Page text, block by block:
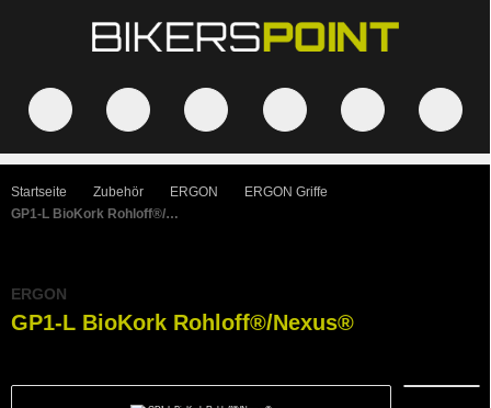
Startseite Zubehör ERGON
ERGON Griffe
GP1-L BioKork Rohloff®/Nexus®
ERGON
GP1-L BioKork Rohloff®/Nexus®